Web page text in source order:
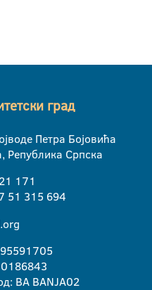
град
Петра Бојовића
Република Српска
171
51 315 694
BA BANJA02